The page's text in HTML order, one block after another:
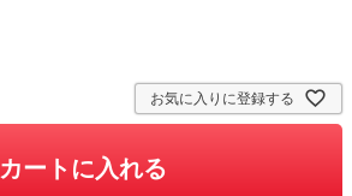
お気に入りに登録する
カートに入れる